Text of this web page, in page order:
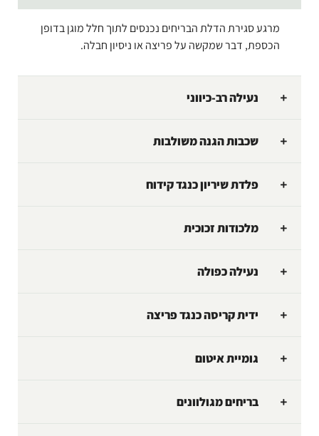
מרגע סגירת הדלת הבריחים נכנסים לתוך חלל מוגן בדופן
הכספת, דבר שמקשה על פריצה או ניסיון חבלה.
נעילה רב-כיווני
שכבות הגנה משולבות
פלדת שיריון כנגד קידוח
מלכודות זכוכית
נעילה כפולה
ידית קריסה כנגד פריצה
גומיית איטום
בריחים מגולוונים